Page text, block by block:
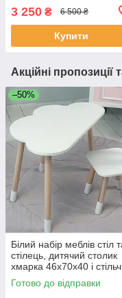
стільчик для дитячої
кімнати, рожевий з
3 250 ₴ 6 500 ₴
Купити
Акційні пропозиції
–50%
Білий набір меблів стіл
стілець, дитячий столик
хмарка 46х70х40 і
зайчик 26.5х26х25 для
малювання, навчання
Готово до відправки